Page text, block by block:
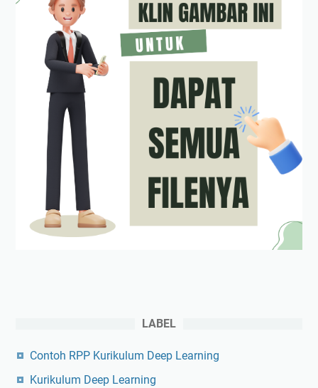
LABEL
Contoh RPP Kurikulum Deep Learning
Kurikulum Deep Learning